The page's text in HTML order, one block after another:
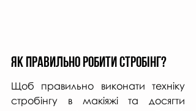
Як правильно робити стробінг?
Щоб правильно виконати техніку
стробінгу в макіяжі та досягти